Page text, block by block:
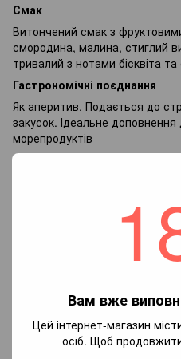
Вам вже
Цей інтернет-магазин
осіб. Щоб
Смак
Витончений смак з
смородина, малина, стиглий
тривалий з нотами бісквіта та
Гастрономічні поєднання
Як аперитив. Подається до
закусок. Ідеальне
морепродуктів
Температура подачі
Характеристики
Philipponnat
виробництва
Шампань